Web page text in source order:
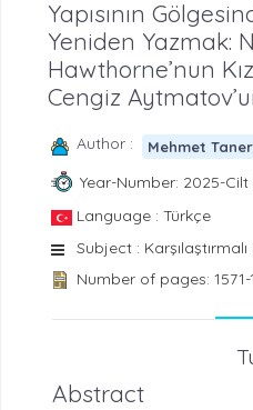
Yapısının
Yeniden Yazmak:
Hawthorne’nun
Cengiz
Author : Mehmet
Year-Number: 2025-Cilt
Language : Türkçe
Subject :
Number of pages: 1571-
Abstract